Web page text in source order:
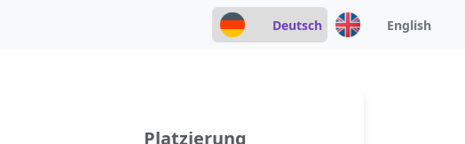
Deutsch English
Platzierung